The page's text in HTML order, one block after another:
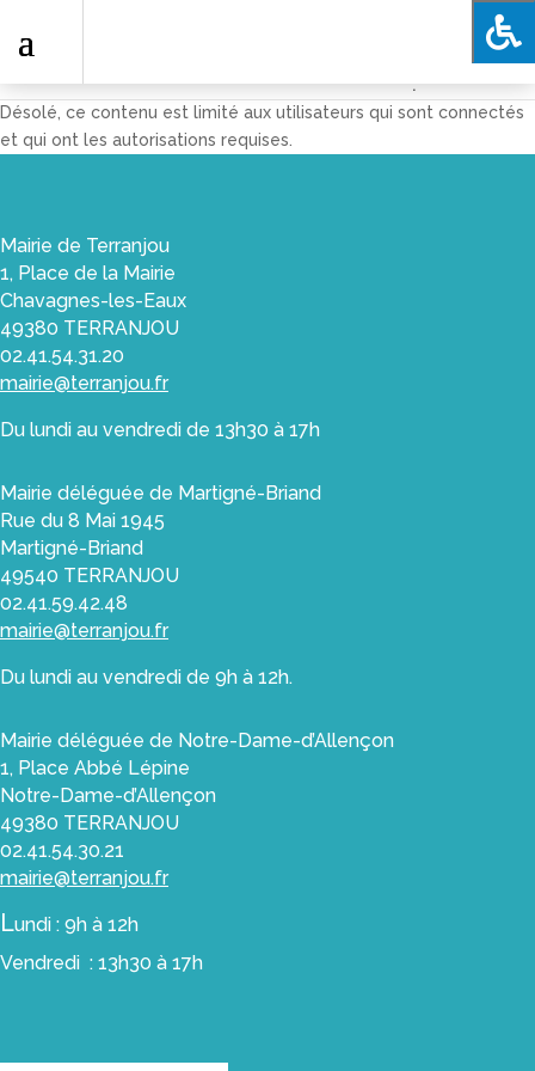
.
Désolé, ce contenu est limité aux utilisateurs qui sont connectés
et qui ont les autorisations requises.
Mairie de Terranjou
1, Place de la Mairie
Chavagnes-les-Eaux
49380 TERRANJOU
02.41.54.31.20
mairie@terranjou.fr
Du lundi au vendredi de 13h30 à 17h
Mairie déléguée de Martigné-Briand
Rue du 8 Mai 1945
Martigné-Briand
49540 TERRANJOU
02.41.59.42.48
mairie@terranjou.fr
Du lundi au vendredi de 9h à 12h.
Mairie déléguée de Notre-Dame-d’Allençon
1, Place Abbé Lépine
Notre-Dame-d’Allençon
49380 TERRANJOU
02.41.54.30.21
mairie@terranjou.fr
Lundi : 9h à 12h
Vendredi : 13h30 à 17h